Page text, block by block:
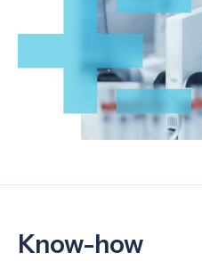
Know-how